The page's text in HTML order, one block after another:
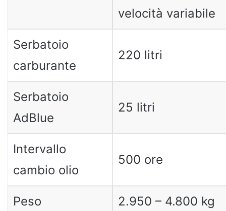
velocità variabile
Serbatoio
carburante
220 litri
Serbatoio
AdBlue
25 litri
Intervallo
cambio olio
500 ore
Peso 2.950 – 4.800 kg